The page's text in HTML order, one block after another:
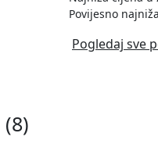
Povijesno
Pogledaj sve
(8)